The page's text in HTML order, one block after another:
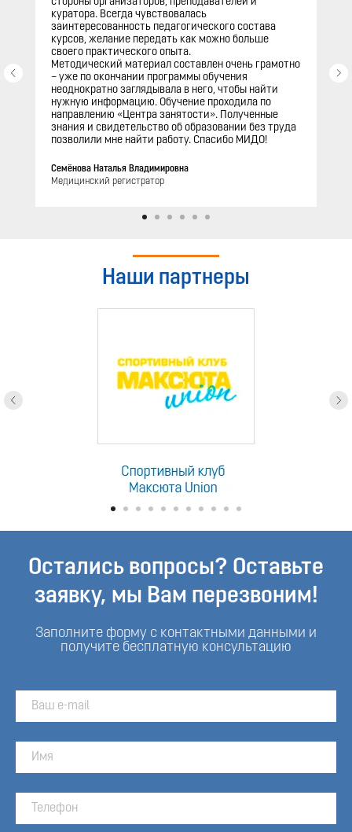
куратора. Всегда чувствовалась
заинтересованность педагогического состава
курсов, желание передать как можно больше
своего практического опыта.
Методический материал составлен очень грамотно
– уже по окончании программы обучения
неоднократно заглядывала в него, чтобы найти
нужную информацию. Обучение проходила по
направлению «Центра занятости». Полученные
знания и свидетельство об образовании без труда
позволили мне найти работу. Спасибо МИДО!
Семёнова Наталья Владимировна
Медицинский регистратор
Наши партнеры
Остались вопросы? Оставьте
заявку, мы Вам перезвоним!
Заполните форму с контактными данными и
получите бесплатную консультацию